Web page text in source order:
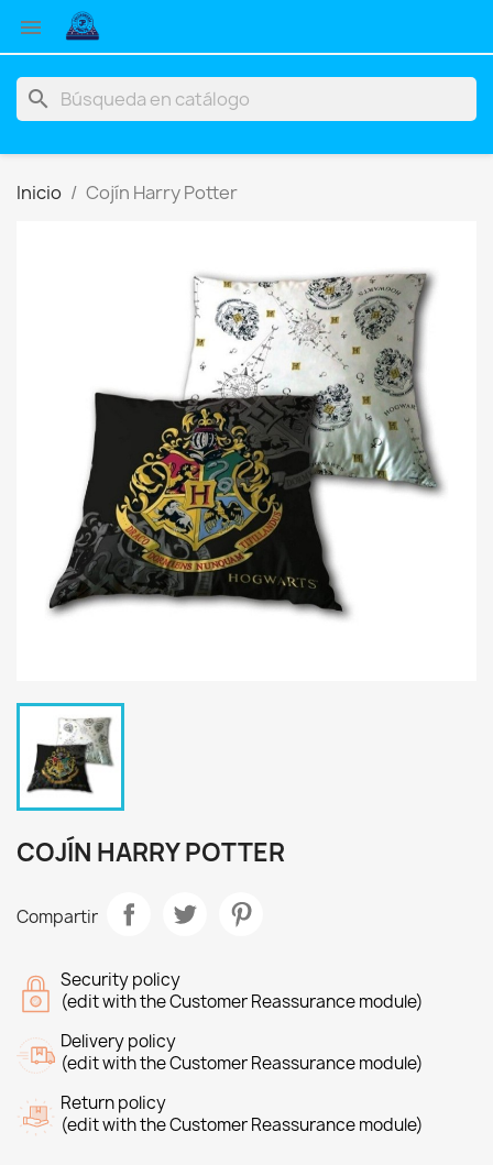

search
Inicio Cojín Harry Potter
COJÍN HARRY POTTER
Compartir
Security policy
(edit with the Customer Reassurance module)
Delivery policy
(edit with the Customer Reassurance module)
Return policy
(edit with the Customer Reassurance module)